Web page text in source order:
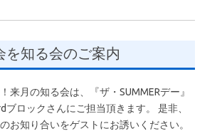
を知る会のご案内
来月の知る会は、『ザ・SUMMERデー』
ブロックさんにご担当頂きます。 是非、
お知り合いをゲストにお誘いください。